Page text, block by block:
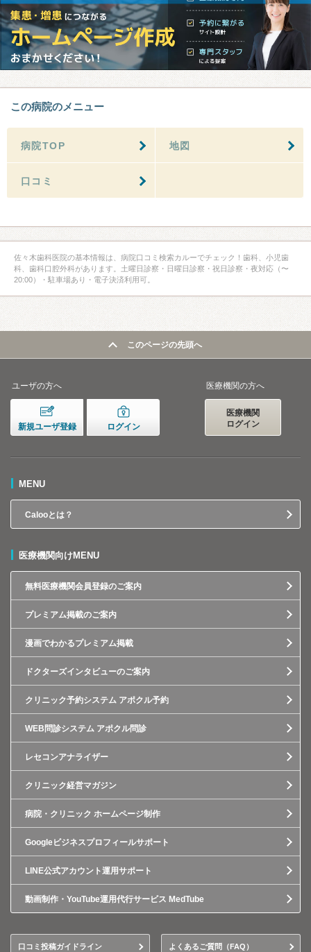
この病院のメニュー
病院TOP 地図
口コミ
佐々木歯科医院の基本情報は、病院口コミ検索カルーでチェック！歯科、小児歯
科、歯科口腔外科があります。土曜日診察・日曜日診察・祝日診察・夜対応（〜
20:00）・駐車場あり・電子決済利用可。
このページの先頭へ
ユーザの方へ
新規ユーザ登録 ログイン
医療機関の方へ
医療機関
ログイン
MENU
Calooとは？
医療機関向けMENU
無料医療機関会員登録のご案内
プレミアム掲載のご案内
漫画でわかるプレミアム掲載
ドクターズインタビューのご案内
クリニック予約システム アポクル予約
WEB問診システム アポクル問診
レセコンアナライザー
クリニック経営マガジン
病院・クリニック ホームページ制作
Googleビジネスプロフィールサポート
LINE公式アカウント運用サポート
動画制作・YouTube運用代行サービス MedTube
口コミ投稿ガイドライン よくあるご質問（FAQ）